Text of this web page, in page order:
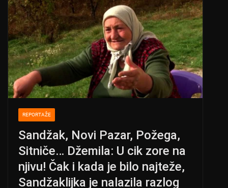
REPORTAŽE
Sandžak, Novi Pazar, Požega,
Sitniče… Džemila: U cik zore na
njivu! Čak i kada je bilo najteže,
Sandžaklijka je nalazila razlog